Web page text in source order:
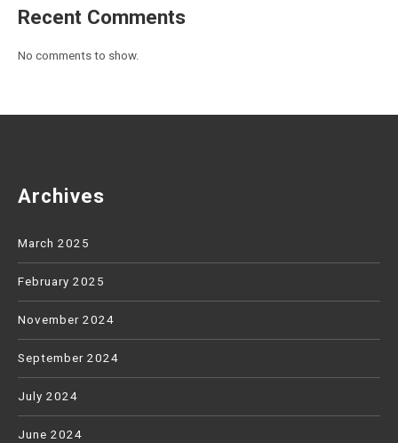
Recent Comments
No comments to show.
Archives
March 2025
February 2025
November 2024
September 2024
July 2024
June 2024